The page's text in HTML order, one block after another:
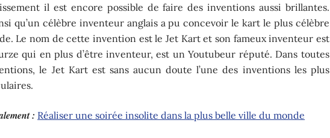
il est encore possible de faire des inventions aussi brillantes.
qu’un célèbre inventeur anglais a pu concevoir le kart le plus célèbre
Le nom de cette invention est le Jet Kart et son fameux inventeur est
qui en plus d’être inventeur, est un Youtubeur réputé. Dans toutes
le Jet Kart est sans aucun doute l’une des inventions les plus
: Réaliser une soirée insolite dans la plus belle ville du monde